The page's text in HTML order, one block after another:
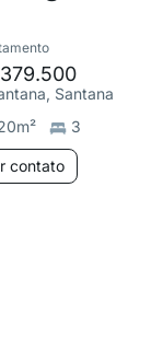
Santana
m² 3
contato